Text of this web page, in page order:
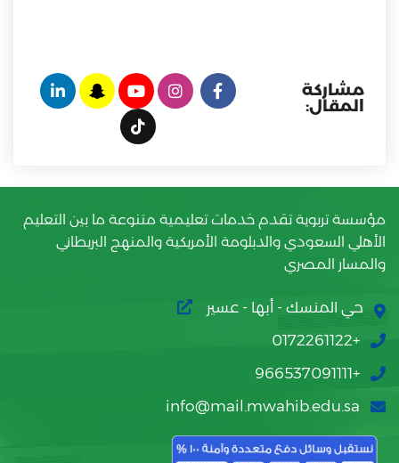
مشاركة
المقال:
مؤسسة تربوية تقدم خدمات تعليمية متنوعة ما بين التعليم
الأهلي السعودي والدبلومة الأمريكية والمنهج البريطاني
والمسار المصري
حي المنسك - أبها - عسير
+0172261122
+966537091111
info@mail.mwahib.edu.sa